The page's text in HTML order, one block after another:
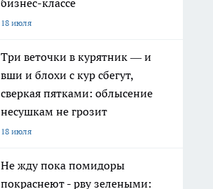
бизнес-классе
18 июля
Три веточки в курятник — и
вши и блохи с кур сбегут,
сверкая пятками: облысение
несушкам не грозит
18 июля
Не жду пока помидоры
покраснеют - рву зелеными: